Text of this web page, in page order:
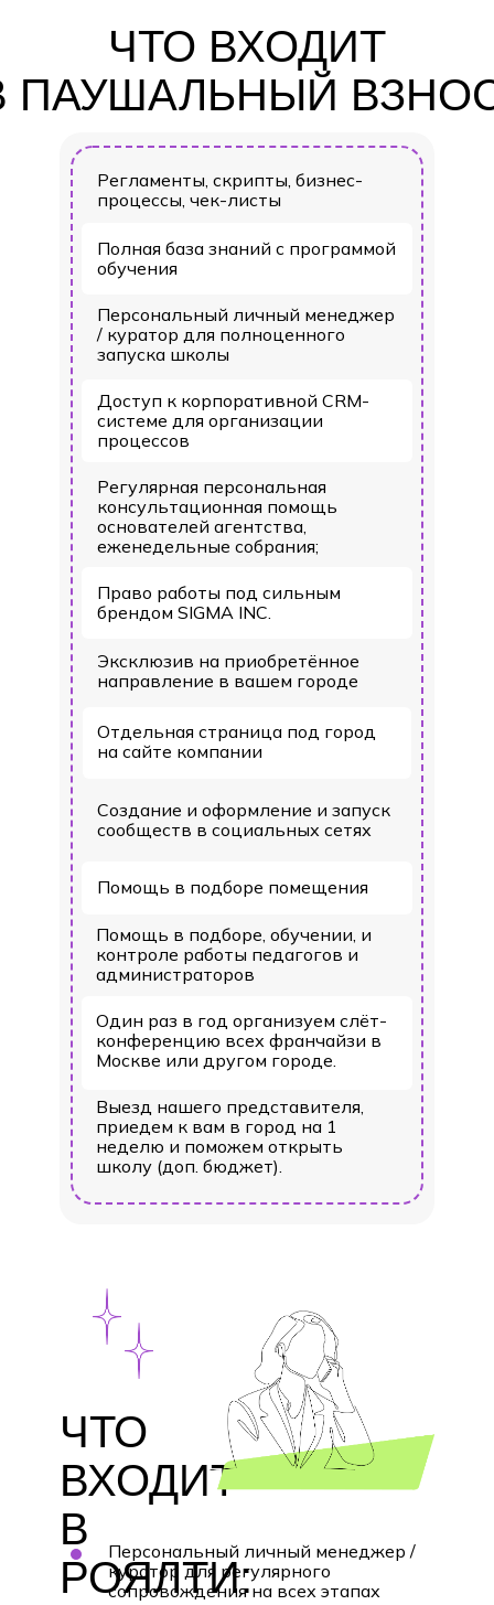
ЧТО ВХОДИТ
ПАУШАЛЬНЫЙ
Регламенты, скрипты, бизнес-
процессы, чек-листы
Полная база знаний с программой
обучения
Персональный личный менеджер
/ куратор для полноценного
запуска школы
Доступ к корпоративной CRM-
системе для организации
процессов
Регулярная персональная
консультационная помощь
основателей агентства,
еженедельные собрания;
Право работы под сильным
брендом SIGMA INC.
Эксклюзив на приобретённое
направление в вашем городе
Отдельная страница под город
на сайте компании
Создание и оформление и запуск
сообществ в социальных сетях
Помощь в подборе помещения
Помощь в подборе, обучении, и
контроле работы педагогов и
администраторов
Один раз в год организуем слёт-
конференцию всех франчайзи в
Москве или другом городе.
Выезд нашего представителя,
приедем к вам в город на 1
неделю и поможем открыть
школу (доп. бюджет).
ЧТО
ВХОДИТ
В
РОЯЛТИ:
Персональный личный менеджер /
куратор для регулярного
сопровождения на всех этапах